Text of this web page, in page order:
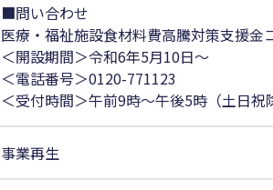
■問い合わせ
医療・福祉施設食材料費高騰対策支援金
＜開設期間＞令和6年5月10日～
＜電話番号＞0120-771123
＜受付時間＞午前9時～午後5時（土日祝
事業再生